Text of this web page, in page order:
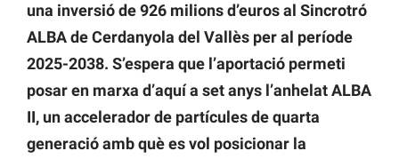
una inversió de 926 milions d’euros al Sincrotró
ALBA de Cerdanyola del Vallès per al període
2025-2038. S’espera que l’aportació permeti
posar en marxa d’aquí a set anys l’anhelat ALBA
II, un accelerador de partícules de quarta
generació amb què es vol posicionar la